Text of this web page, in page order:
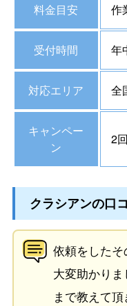
料金目安 作
受付時間 年
対応エリア 全
キャンペー
ン
2
クラシアンの口
依頼をしたそ
大変助かり
まで教えて